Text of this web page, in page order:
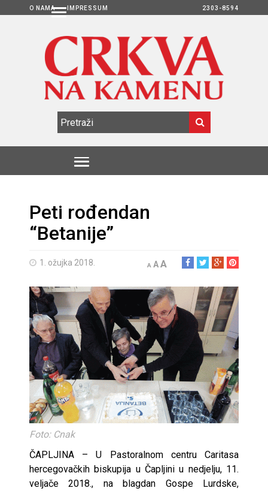
O NAMA IMPRESSUM 2303-8594
Peti rođendan
“Betanije”
1. ožujka 2018. A AA
Foto: Cnak
ČAPLJINA – U Pastoralnom centru Caritasa
hercegovačkih biskupija u Čapljini u nedjelju, 11.
veljače 2018., na blagdan Gospe Lurdske,